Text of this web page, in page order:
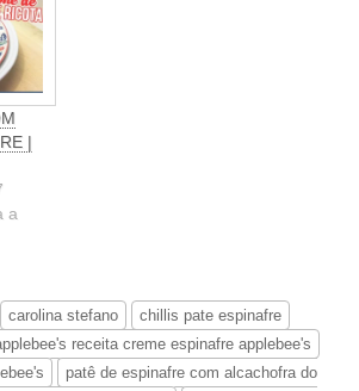
|
a
carolina stefano
chillis pate espinafre
receita creme espinafre applebee's
patê de espinafre com alcachofra do